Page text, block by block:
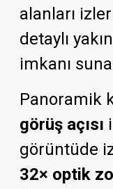
alanları
detaylı
imkanı
Panoramik
görüş açısı
görüntüde
32× optik